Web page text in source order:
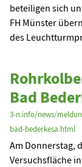
beteiligen sich
FH Münster
des
Bad
3-n.info/news/
bad-bederkesa.html
Am Donnerstag,
Versuchsfläche